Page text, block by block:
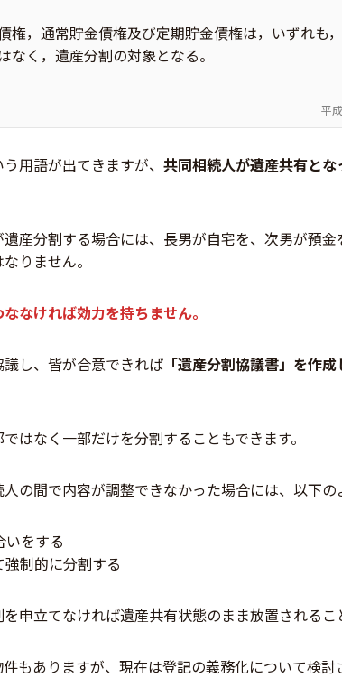
権，通常貯金債権及び定期貯金債権は，いずれも
なく，遺産分割の対象となる。
平
う用語が出てきますが、 共同相続人が遺産共有と
産分割する場合には、長男が自宅を、次男が預
りません。
なければ効力を持ちません。
し、皆が合意できれば 「遺産分割協議書」を作
はなく一部だけを分割することもできます。
の間で内容が調整できなかった場合には、以下の
いをする
制的に分割する
申立てなければ遺産共有状態のまま放置されるこ
もありますが、現在は登記の義務化について検討